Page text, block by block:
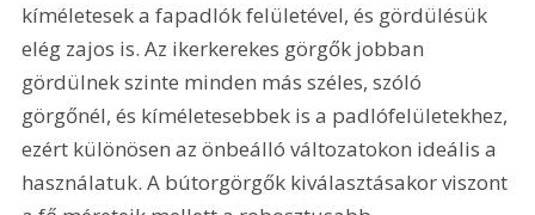
kíméletesek a fapadlók felületével, és gördülésük
elég zajos is. Az ikerkerekes görgők jobban
gördülnek szinte minden más széles, szóló
görgőnél, és kíméletesebbek is a padlófelületekhez,
ezért különösen az önbeálló változatokon ideális a
használatuk. A bútorgörgők kiválasztásakor viszont